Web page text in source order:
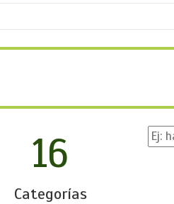
16
Categorías